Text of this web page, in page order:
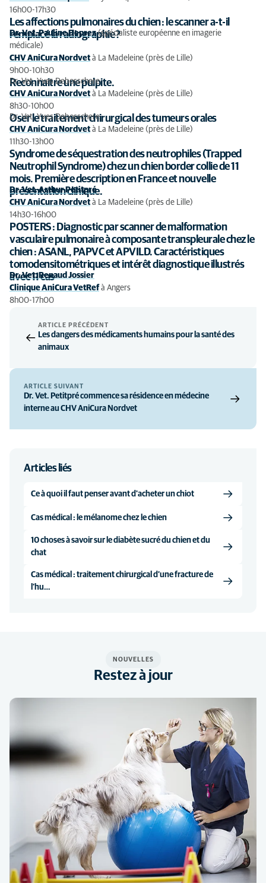
16h00-17h30
Les affections pulmonaires du chien : le scanner a-t-il
remplacé la radiographie ?
Dr. Vet. Pauline Deprez(spécialiste européenne en imagerie
médicale)
CHV AniCura Nordvet à La Madeleine (près de Lille)
9h00-10h30
Reconnaitre une pulpite.
Dr. Vet. Yves Debosschere
CHV AniCura Nordvet à La Madeleine (près de Lille)
8h30-10h00
Oser le traitement chirurgical des tumeurs orales
Dr. Vet. Yves Debosschere
CHV AniCura Nordvet à La Madeleine (près de Lille)
11h30-13h00
Syndrome de séquestration des neutrophiles (Trapped
Neutrophil Syndrome) chez un chien border collie de 11
mois. Première description en France et nouvelle
présentation clinique.
Dr. Vet. Arthur Petitpré
CHV AniCura Nordvet à La Madeleine (près de Lille)
14h30-16h00
POSTERS : Diagnostic par scanner de malformation
vasculaire pulmonaire à composante transpleurale chez le
chien : ASANL, PAPVC et APVILD. Caractéristiques
tomodensitométriques et intérêt diagnostique illustrés
avec 11 cas
Dr. Vet. Renaud Jossier
Clinique AniCura VetRef à Angers
8h00-17h00
ARTICLE PRÉCÉDENT
Les dangers des médicaments humains pour la santé des
animaux
ARTICLE SUIVANT
Dr. Vet. Petitpré commence sa résidence en médecine
interne au CHV AniCura Nordvet
Articles liés
Ce à quoi il faut penser avant d'acheter un chiot
Cas médical : le mélanome chez le chien
10 choses à savoir sur le diabète sucré du chien et du
chat
Cas médical : traitement chirurgical d’une fracture de
l’hu…
NOUVELLES
Restez à jour